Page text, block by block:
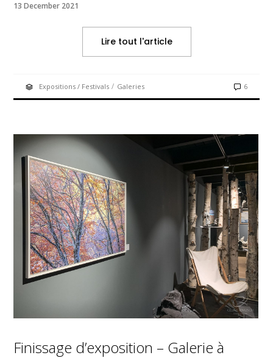
13 December 2021
Lire tout l'article
Expositions / Festivals / Galeries 6
Finissage d’exposition – Galerie à